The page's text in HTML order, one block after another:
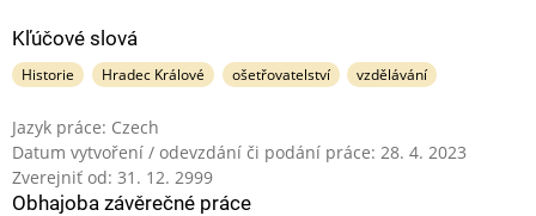
Kľúčové slová
Historie Hradec Králové ošetřovatelství vzdělávání
Jazyk práce: Czech
Datum vytvoření / odevzdání či podání práce: 28. 4. 2023
Zverejniť od: 31. 12. 2999
Obhajoba závěrečné práce